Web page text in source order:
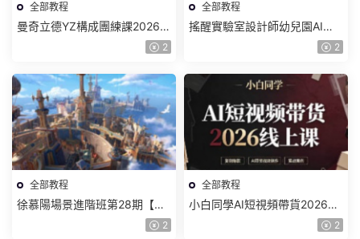
全部教程
曼奇立德YZ構成團練課2026年
8月已結課【畫質高清有課件】
2
全部教程
搖醒實驗室設計師幼兒園AI軟
件基礎課2025【畫質不錯有素
2
全部教程
徐慕陽場景進階班第28期【畫
2
全部教程
小白同學AI短視頻帶貨2026線
2